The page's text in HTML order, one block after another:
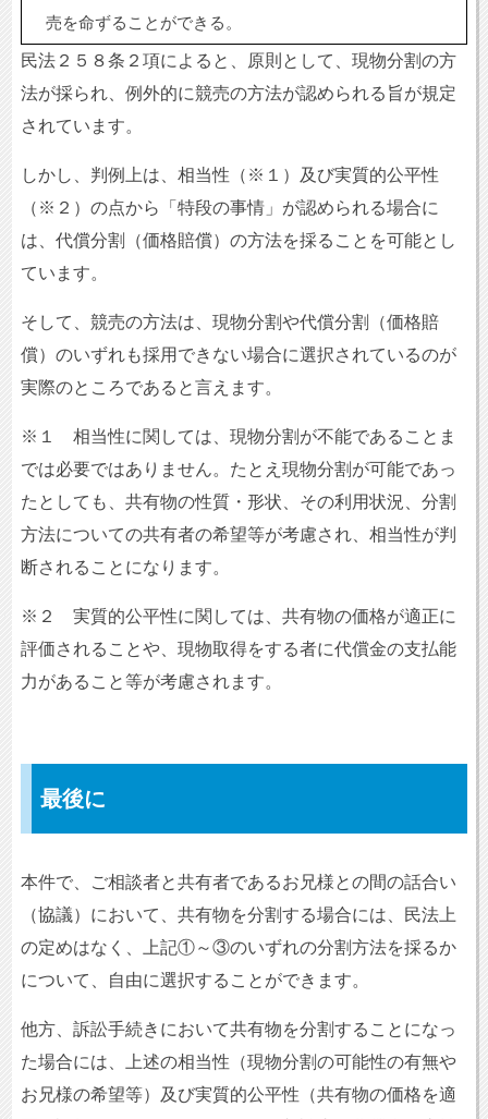
売を命ずることができる。
民法２５８条２項によると、原則として、現物分割の方
法が採られ、例外的に競売の方法が認められる旨が規定
されています。
しかし、判例上は、相当性（※１）及び実質的公平性
（※２）の点から「特段の事情」が認められる場合に
は、代償分割（価格賠償）の方法を採ることを可能とし
ています。
そして、競売の方法は、現物分割や代償分割（価格賠
償）のいずれも採用できない場合に選択されているのが
実際のところであると言えます。
※１ 相当性に関しては、現物分割が不能であることま
では必要ではありません。たとえ現物分割が可能であっ
たとしても、共有物の性質・形状、その利用状況、分割
方法についての共有者の希望等が考慮され、相当性が判
断されることになります。
※２ 実質的公平性に関しては、共有物の価格が適正に
評価されることや、現物取得をする者に代償金の支払能
力があること等が考慮されます。
最後に
本件で、ご相談者と共有者であるお兄様との間の話合い
（協議）において、共有物を分割する場合には、民法上
の定めはなく、上記①～③のいずれの分割方法を採るか
について、自由に選択することができます。
他方、訴訟手続きにおいて共有物を分割することになっ
た場合には、上述の相当性（現物分割の可能性の有無や
お兄様の希望等）及び実質的公平性（共有物の価格を適